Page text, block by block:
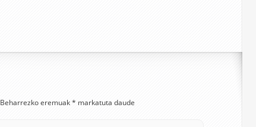
Beharrezko eremuak* markatuta daude